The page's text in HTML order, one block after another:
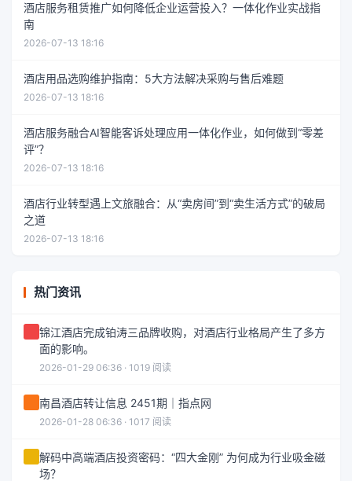
酒店服务租赁推广如何降低企业运营投入？一体化作业实战指
南
2026-07-13 18:16
酒店用品选购维护指南：5大方法解决采购与售后难题
2026-07-13 18:16
酒店服务融合AI智能客诉处理应用一体化作业，如何做到“零差
评”？
2026-07-13 18:16
酒店行业转型遇上文旅融合：从“卖房间”到“卖生活方式”的破局
之道
2026-07-13 18:16
热门资讯
锦江酒店完成铂涛三品牌收购，对酒店行业格局产生了多方
面的影响。
2026-01-29 06:36 · 1019 阅读
南昌酒店转让信息 2451期｜指点网
2026-01-28 06:36 · 1017 阅读
解码中高端酒店投资密码：“四大金刚” 为何成为行业吸金磁
场？